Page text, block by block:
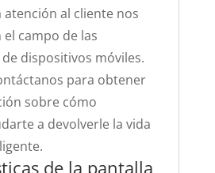
atención al cliente nos
campo de las
dispositivos móviles.
para obtener
sobre cómo
a devolverle la vida
de la pantalla